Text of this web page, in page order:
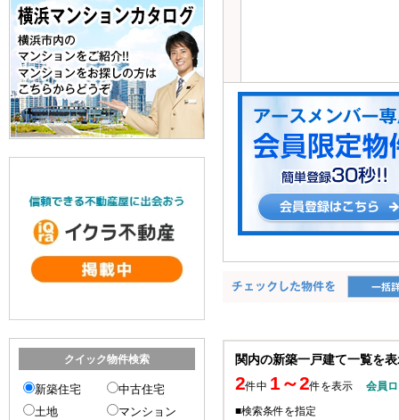
関内の新築一戸建て一覧を
2件中 1～2件を表示
会員
■検索条件を指定
クイック物件検索
新築住宅
中古住宅
土地
マンション